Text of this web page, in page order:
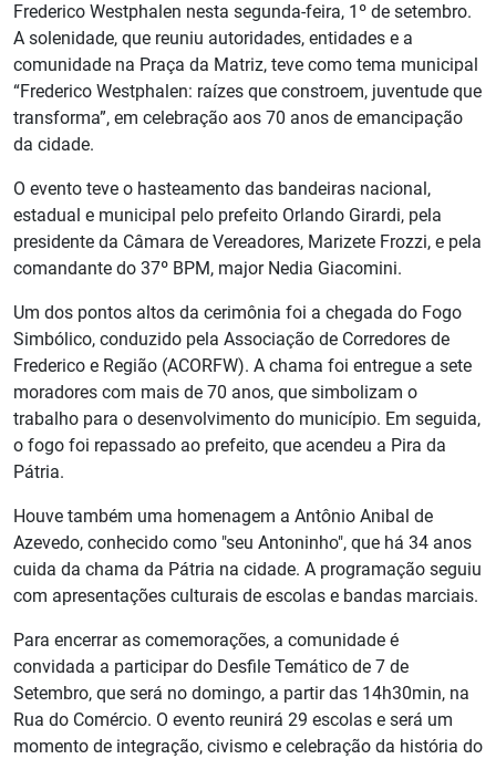
Frederico Westphalen nesta segunda-feira, 1º de setembro.
A solenidade, que reuniu autoridades, entidades e a
comunidade na Praça da Matriz, teve como tema municipal
“Frederico Westphalen: raízes que constroem, juventude que
transforma”, em celebração aos 70 anos de emancipação
da cidade.
O evento teve o hasteamento das bandeiras nacional,
estadual e municipal pelo prefeito Orlando Girardi, pela
presidente da Câmara de Vereadores, Marizete Frozzi, e pela
comandante do 37º BPM, major Nedia Giacomini.
Um dos pontos altos da cerimônia foi a chegada do Fogo
Simbólico, conduzido pela Associação de Corredores de
Frederico e Região (ACORFW). A chama foi entregue a sete
moradores com mais de 70 anos, que simbolizam o
trabalho para o desenvolvimento do município. Em seguida,
o fogo foi repassado ao prefeito, que acendeu a Pira da
Pátria.
Houve também uma homenagem a Antônio Anibal de
Azevedo, conhecido como "seu Antoninho", que há 34 anos
cuida da chama da Pátria na cidade. A programação seguiu
com apresentações culturais de escolas e bandas marciais.
Para encerrar as comemorações, a comunidade é
convidada a participar do Desfile Temático de 7 de
Setembro, que será no domingo, a partir das 14h30min, na
Rua do Comércio. O evento reunirá 29 escolas e será um
momento de integração, civismo e celebração da história do